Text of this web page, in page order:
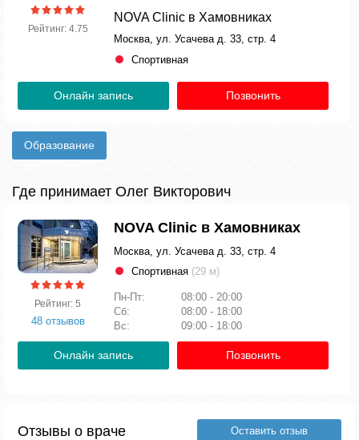
Рейтинг: 4.75
NOVA Clinic в Хамовниках
Москва, ул. Усачева д. 33, стр. 4
Спортивная
Онлайн запись Позвонить
Образование
Где принимает Олег Викторович
Рейтинг: 5
48 отзывов
NOVA Clinic в Хамовниках
Москва, ул. Усачева д. 33, стр. 4
Спортивная (29 м)
Пн-Пт:
08:00 - 20:00
Сб:
08:00 - 18:00
Вс:
09:00 - 18:00
Онлайн запись Позвонить
Отзывы о враче Оставить отзыв